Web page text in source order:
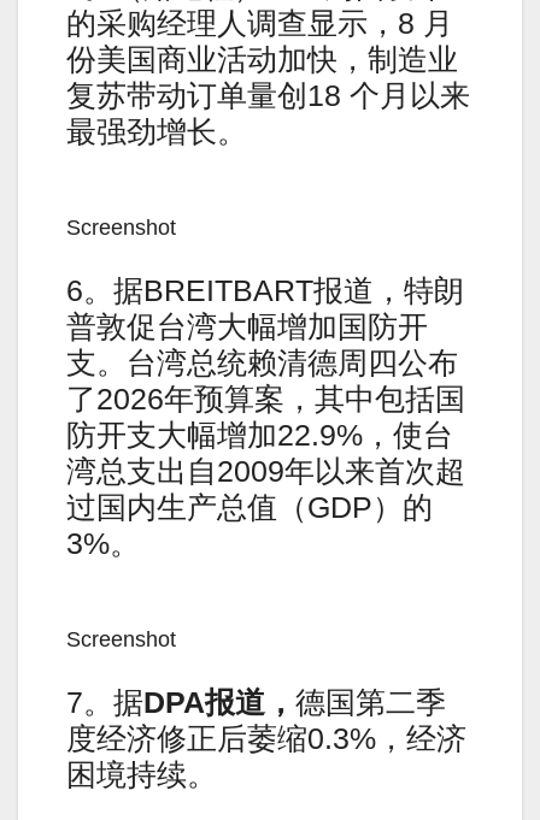
的采购经理人调查显示，8 月
份美国商业活动加快，制造业
复苏带动订单量创18 个月以来
最强劲增长。
Screenshot
6。据BREITBART报道，特朗
普敦促台湾大幅增加国防开
支。台湾总统赖清德周四公布
了2026年预算案，其中包括国
防开支大幅增加22.9%，使台
湾总支出自2009年以来首次超
过国内生产总值（GDP）的
3%。
Screenshot
7。据DPA报道， 德国第二季
度经济修正后萎缩0.3%，经济
困境持续。